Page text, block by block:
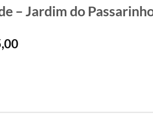
– Jardim do
O